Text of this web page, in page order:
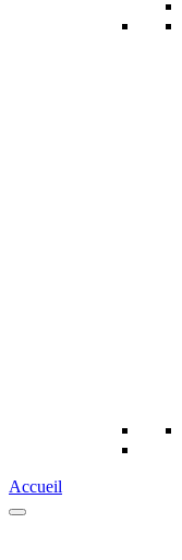
Accueil